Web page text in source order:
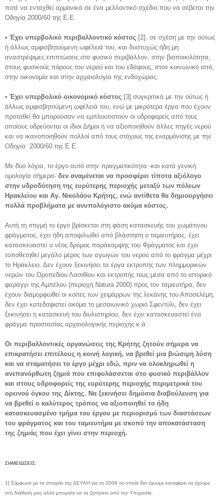
ποτέ να ενταχθεί αρμονικά σε ένα μελλοντικό σχέδιο που να σέβεται την
Οδηγία 2000/60 της Ε.Ε.
• Έχει υπερβολικό περιβαλλοντικό κόστος [2], σε σχέση με την ούτως
ή άλλως αμφισβητούμενη ωφέλειά του, και δυστυχώς ήδη μη
αναστρέψιμες επιπτώσεις στο φυσικό περιβάλλον, στην βιοποικιλότητα,
στους φυσικούς πόρους του νερού και του εδάφους, στον κοινωνικό ιστό,
στην οικονομία και στην αρχαιολογία της ενδοχώρας.
• Έχει υπερβολικό οικονομικό κόστος [3] συγκριτικά με την ούτως ή
άλλως αμφισβητούμενη ωφέλειά του, ενώ με μικρότερα έργα που έχουν
προταθεί θα μπορούσαν να εμπλουτιστούν οι υδροφορείς από τους
οποίους υδρεύονται οι ίδιοι Δήμοι ή να αξιοποιηθούν άλλες πηγές νερού
και να ικανοποιηθούν πολλοί από τους στόχους της εναρμόνισης με την
Οδηγία 2000/60 της Ε.Ε.
Με δύο λόγια, το έργο αυτό στην πραγματικότητα -και κατά γενική
ομολογία σήμερα- δεν αναμένεται να προσφέρει τίποτα αξιόλογο
στην υδροδότηση της ευρύτερης περιοχής μεταξύ των πόλεων
Ηρακλείου και Αγ. Νικολάου Κρήτης, ενώ αντίθετα θα δημιουργήσει
πολλά προβλήματα με ανυπολόγιστο ακόμα κόστος.
Αυτή τη στιγμή το έργο βρίσκεται στη φάση κατασκευής του χωμάτινου
φράγματος, έχει ήδη αποψιλωθεί από βλάστηση ο ταμιευτήρας, έχει
κατασκευαστεί ο νέος δρόμος παράκαμψης του Φράγματος και έχει
τοποθετηθεί μεγάλο μέρος των αγωγών του νερού από το φράγμα μέχρι
το Ηράκλειο. Δεν έχουν ξεκινήσει τα έργα εκτροπής των πλημμυρικών
νερών του Οροπεδίου Λασιθίου και εκτροπής τους μέσα από το ιστορικό
φαράγγι της Αμπέλου (περιοχή Natura 2000) προς τον ταμιευτήρα, δεν
έχουν διαμορφωθεί οι κοίτες των χειμάρρων της λεκάνης του Αποσελέμη,
δεν έχει κατεδαφιστεί ακόμα το μεσαιωνικό χωριό Σφεντύλι, δεν έχει
ξεκινήσει η κατασκευή του διυλιστηρίου, δεν έχει κατασκευαστεί ένα
φράγμα προστασίας αρχαιολογικής περιοχής κ.ά.
Οι περιβαλλοντικές οργανώσεις της Κρήτης ζητούν σήμερα να
επικρατήσει επιτέλους η κοινή λογική, να βρεθεί μια βιώσιμη λύση
και να σταματήσει το έργο μέχρι εδώ, πριν να ολοκληρωθεί η
ανεπανόρθωτη ζημιά που επιφυλάσσεται στο φυσικό περιβάλλον
και στους υδροφορείς της ευρύτερης περιοχής περιμετρικά του
ορεινού όγκου της Δίκτης. Να ξεκινήσει δημόσια διαβούλευση για
να βρεθεί ο καλύτερος τρόπος να αξιοποιηθεί το ήδη
κατασκευασμένο τμήμα του έργου με περιορισμό των διαστάσεων
του φράγματος και του ταμιευτήρα με σκοπό την αποκατάσταση
της ζημιάς που έχει γίνει στην περιοχή.
ΣΗΜΕΙΩΣΕΙΣ:
1] Σύμφωνα με τα στοιχεία της ΔΕΥΑΗ για το 2008 τα οποία δεν έχουμε καταφέρει να έχουμε
στη διάθεσή μας αλλά μπορείτε να τα ζητήσετε από την Υπηρεσία.